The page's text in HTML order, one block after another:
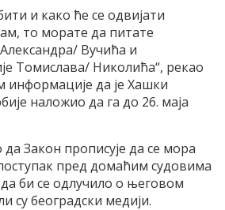
и како ће се одвијати
то морате да питате
Вучића и
Томислава/ Николића“, рекао
да је Хашки
наложио да га до 26. маја
да Закон прописује да се мора
пред домаћим судовима
да би се одлучило о његовом
су београдски медији.